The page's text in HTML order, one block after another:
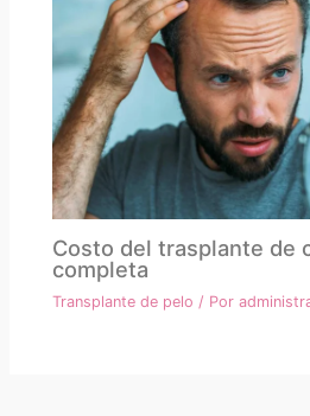
Costo del trasplante de
completa
Transplante de pelo / Por